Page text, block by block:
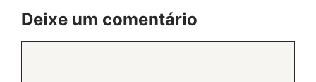
Deixe um comentário